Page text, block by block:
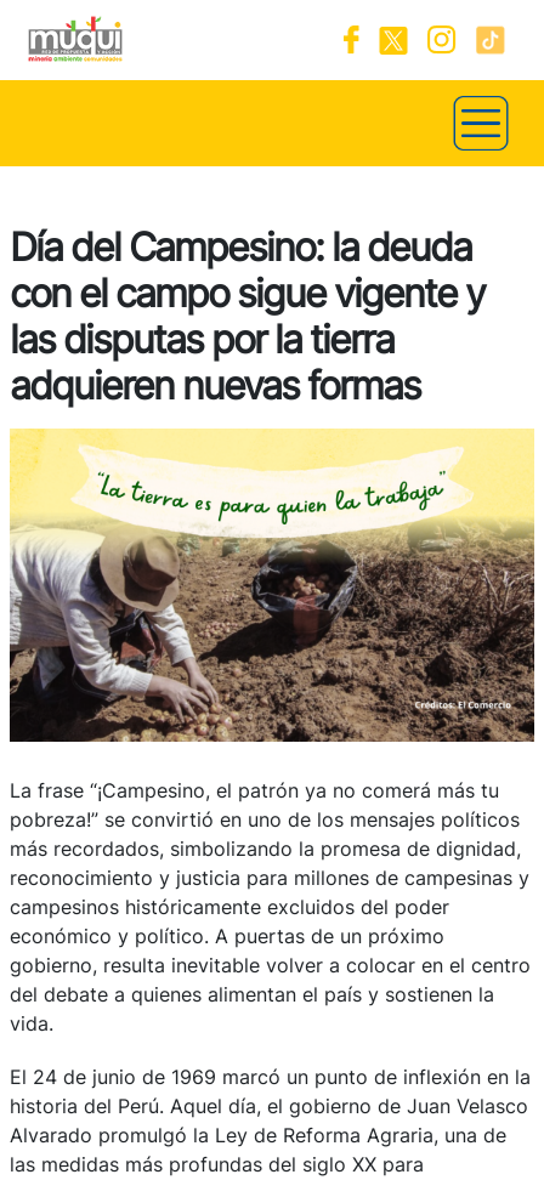
Día del Campesino: la deuda
con el campo sigue vigente y
las disputas por la tierra
adquieren nuevas formas
La frase “¡Campesino, el patrón ya no comerá más tu
pobreza!” se convirtió en uno de los mensajes políticos
más recordados, simbolizando la promesa de dignidad,
reconocimiento y justicia para millones de campesinas y
campesinos históricamente excluidos del poder
económico y político. A puertas de un próximo
gobierno, resulta inevitable volver a colocar en el centro
del debate a quienes alimentan el país y sostienen la
vida.
El 24 de junio de 1969 marcó un punto de inflexión en la
historia del Perú. Aquel día, el gobierno de Juan Velasco
Alvarado promulgó la Ley de Reforma Agraria, una de
las medidas más profundas del siglo XX para